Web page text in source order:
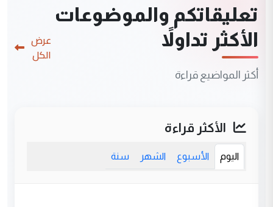
تعليقاتكم والموضوعات
الأكثر تداولاً
أكثر المواضيع قراءة
عرض
الكل
الأكثر قراءة
اليوم الأسبوع الشهر سنة